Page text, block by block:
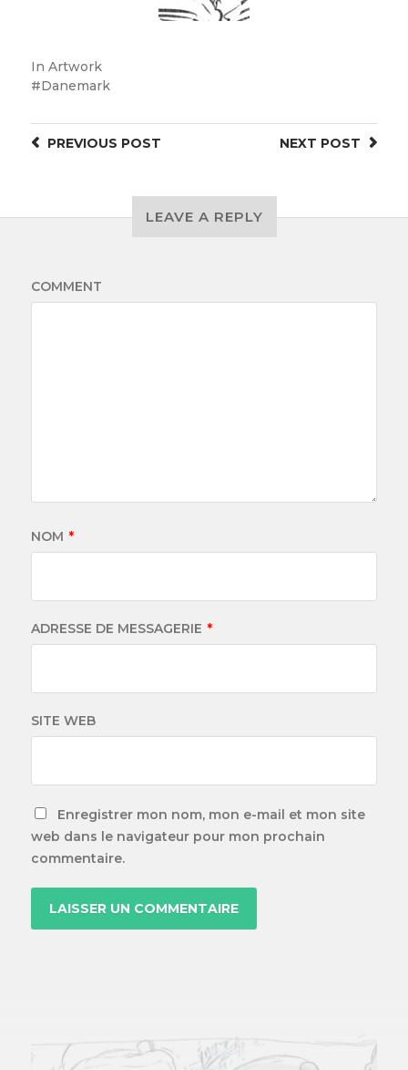
In Artwork
Danemark
NEXT POST
PREVIOUS POST
LEAVE A REPLY
COMMENT
NOM *
ADRESSE DE MESSAGERIE *
SITE WEB
Enregistrer mon nom, mon e-mail et mon site
web dans le navigateur pour mon prochain
commentaire.